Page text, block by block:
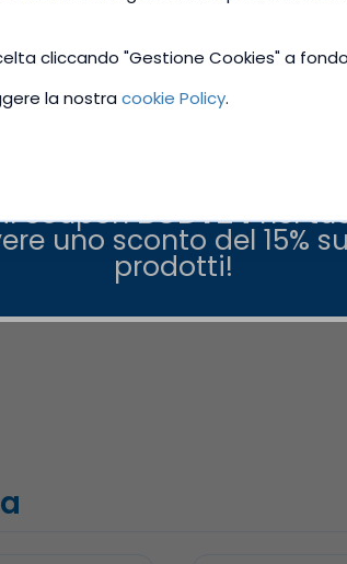
couponBODY24nel
uno sconto del 15%
prodotti!
di zinco, biotina e selenio,
affermare che
i risultati clinici
cliccando "Gestione Cookies" a
la nostracookie Policy.